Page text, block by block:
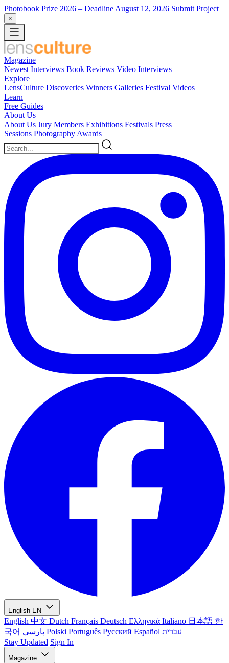
Photobook Prize 2026 – Deadline August 12, 2026 Submit Project
×
Magazine
Newest Interviews Book Reviews Video Interviews
Explore
LensCulture Discoveries Winners Galleries Festival Videos
Learn
Free Guides
About Us
About Us Jury Members Exhibitions Festivals Press
Sessions Photography Awards
English EN
English 中文 Dutch Français Deutsch Ελληνικά Italiano 日本語 한
국어
Polski Português Русский Español עברית
Stay Updated Sign In
Magazine